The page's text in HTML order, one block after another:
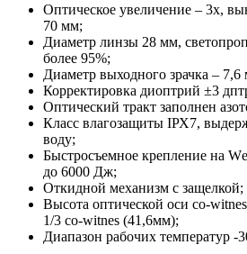
Оптическое увеличение – 3х,
70 мм;
Диаметр линзы 28 мм,
более 95%;
Диаметр выходного зрачка –
Корректировка диоптрий ±3
Оптический тракт заполнен
Класс влагозащиты ІРХ7,
воду;
Быстросъемное крепление на
до 6000 Дж;
Откидной механизм с защелкой;
Высота оптической оси co-
1/3 co-witnes (41,6мм);
Диапазон рабочих температур